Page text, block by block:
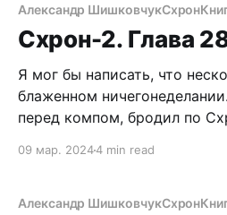
сумев удержать
копчиком. Вован, даже не
Александр ШишковчукСхрон
Схрон-2. Глава
Я мог бы написать, что
блаженном
перед компом, бродил по
предоставил мне такой
Постоянно происходит
09 мар. 20244 min read
Александр ШишковчукСхрон